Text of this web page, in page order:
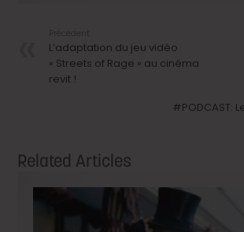
L’adaptation du jeu vidéo
« Streets of Rage » au cinéma
revit !
#PODCAST:
Related Articles